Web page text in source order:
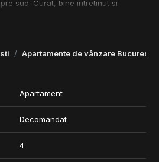
Apartamente de vânzare Bucuresti
sud. Curat, bine intretinut si
linistita, fiind ferita de zgomotul
ale orasului.
astfel fiind foarte eficient din punct
persoana fizică, iar situația juridică
actele necesare vânzării sunt
o tranzactie rapidă si sigură.
Apartament
Decomandat
4